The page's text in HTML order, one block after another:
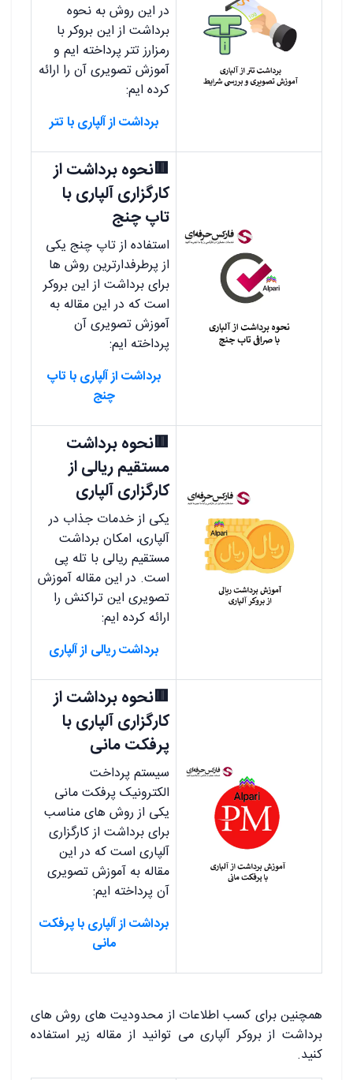
در این روش به نحوه
برداشت از این بروکر با
رمزارز تتر پرداخته ایم و
آموزش تصویری آن را ارائه
کرده ایم:
برداشت از آلپاری با تتر
🟥نحوه برداشت از
کارگزاری آلپاری با
تاپ چنج
استفاده از تاپ چنج یکی
از پرطرفدارترین روش ها
برای برداشت از این بروکر
است که در این مقاله به
آموزش تصویری آن
پرداخته ایم:
برداشت از آلپاری با تاپ
چنج
🟥نحوه برداشت
مستقیم ریالی از
کارگزاری آلپاری
یکی از خدمات جذاب در
آلپاری، امکان برداشت
مستقیم ریالی با تله پی
است. در این مقاله آموزش
تصویری این تراکنش را
ارائه کرده ایم:
برداشت ریالی از آلپاری
🟥نحوه برداشت از
کارگزاری آلپاری با
پرفکت مانی
سیستم پرداخت
الکترونیک پرفکت مانی
یکی از روش های مناسب
برای برداشت از کارگزاری
آلپاری است که در این
مقاله به آموزش تصویری
آن پرداخته ایم:
برداشت از آلپاری با پرفکت
مانی
همچنین برای کسب اطلاعات از محدودیت های روش های
برداشت از بروکر آلپاری می توانید از مقاله زیر استفاده
کنید.